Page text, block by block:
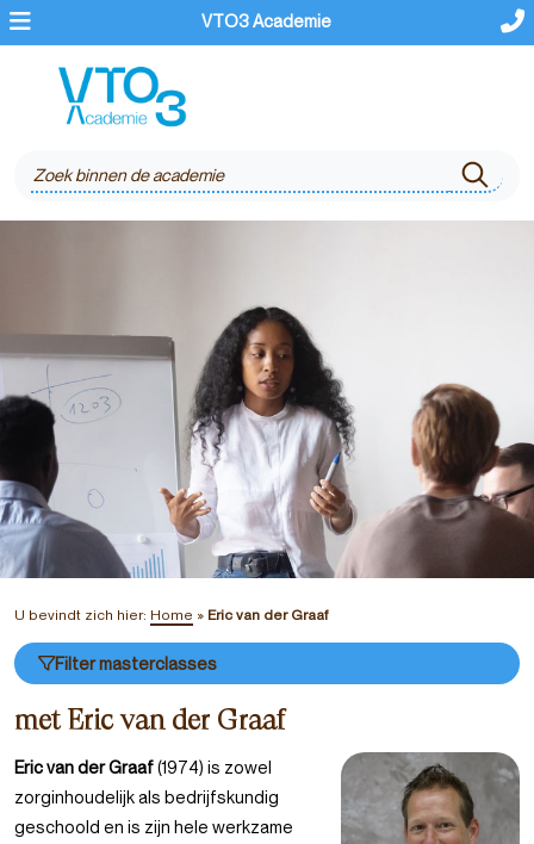
VTO3 Academie
U bevindt zich hier: Home » Eric van der Graaf
Filter masterclasses
met Eric van der Graaf
Eric van der Graaf(1974) is zowel
zorginhoudelijk als bedrijfskundig
geschoold en is zijn hele werkzame